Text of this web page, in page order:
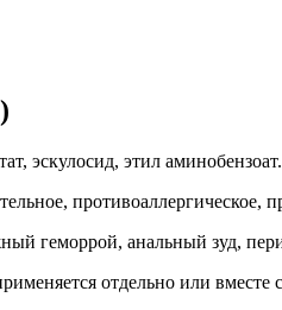
эскулосид, этил аминобензоат.
противоаллергическое,
геморрой, анальный зуд,
отдельно или